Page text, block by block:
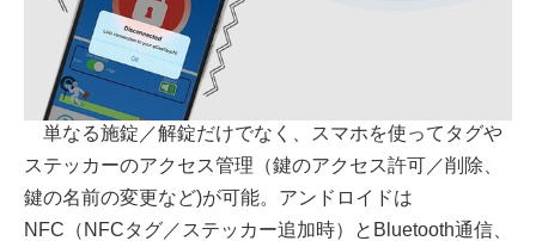
単なる施錠／解錠だけでなく、スマホを使ってタグや
ステッカーのアクセス管理（鍵のアクセス許可／削除、
鍵の名前の変更など)が可能。アンドロイドは
NFC（NFCタグ／ステッカー追加時）とBluetooth通信、